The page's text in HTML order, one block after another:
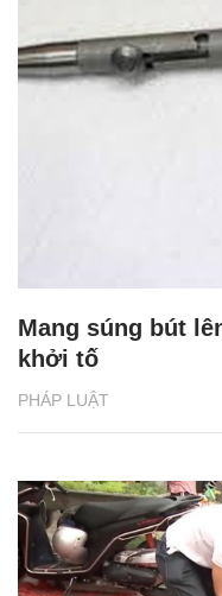
PHÁP LUẬT
Mang súng bút
khởi tố